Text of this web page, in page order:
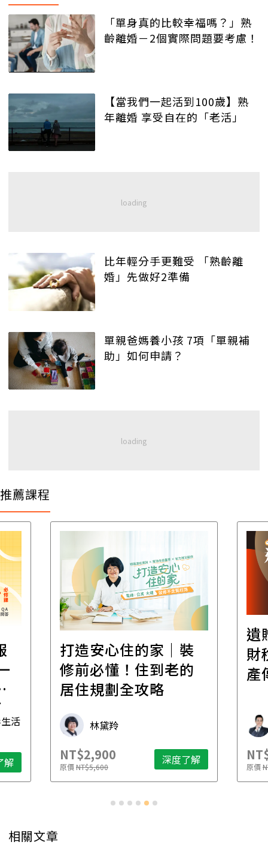
「單身真的比較幸福嗎？」熟
齡離婚－2個實際問題要考慮！
【當我們一起活到100歲】熟
年離婚 享受自在的「老活」
比年輕分手更難受 「熟齡離
婚」先做好2準備
單親爸媽養小孩 7項「單親補
助」如何申請？
推薦課程
活
解
打造安心住的家｜裝
修前必懂！住到老的
居住規劃全攻略
林黛羚
NT$2,900
原價NT$5,600 深度了解
遺
財
產
原價
相關文章